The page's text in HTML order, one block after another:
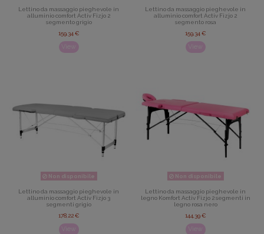
Lettino da massaggio pieghevole in
alluminio comfort Activ Fizjo 2
segmento grigio
159,34 €
View
Lettino da massaggio pieghevole in
alluminio comfort Activ Fizjo 2
segmento rosa
159,34 €
View
Non disponibile
Lettino da massaggio pieghevole in
alluminio comfort Activ Fizjo 3
segmenti grigio
178,22 €
View
Non disponibile
Lettino da massaggio pieghevole in
legno Komfort Activ Fizjo 2 segmenti in
legno rosa nero
144,39 €
View